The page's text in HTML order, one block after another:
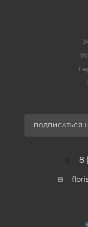
ПОДПИСАТЬСЯ
8